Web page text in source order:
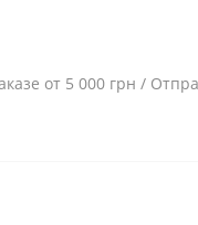
от 5 000 грн /